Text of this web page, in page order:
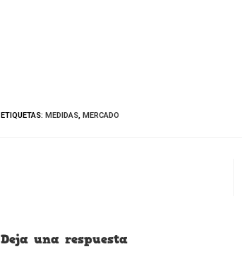
ETIQUETAS: MEDIDAS, MERCADO
Deja una respuesta